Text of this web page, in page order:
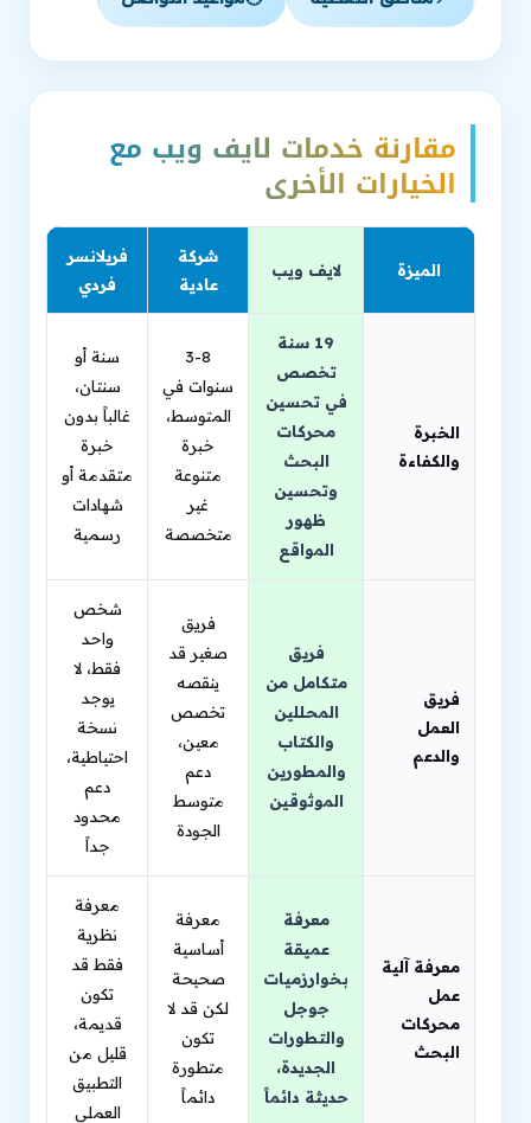
مقارنة خدمات لايف ويب مع
الخيارات الأخرى
الميزة لايف ويب
شركة
عادية
فريلانسر
فردي
الخبرة
والكفاءة
19 سنة
تخصص
في تحسين
محركات
البحث
وتحسين
ظهور
المواقع
3-8
سنوات في
المتوسط،
خبرة
متنوعة
غير
متخصصة
سنة أو
سنتان،
غالباً بدون
خبرة
متقدمة أو
شهادات
رسمية
فريق
العمل
والدعم
فريق
متكامل من
المحللين
والكتاب
والمطورين
الموثوقين
فريق
صغير قد
ينقصه
تخصص
معين،
دعم
متوسط
الجودة
شخص
واحد
فقط، لا
يوجد
نسخة
احتياطية،
دعم
محدود
جداً
معرفة آلية
عمل
محركات
البحث
معرفة
عميقة
بخوارزميات
جوجل
والتطورات
الجديدة،
حديثة دائماً
معرفة
أساسية
صحيحة
لكن قد لا
تكون
متطورة
دائماً
معرفة
نظرية
فقط قد
تكون
قديمة،
قليل من
التطبيق
العملي